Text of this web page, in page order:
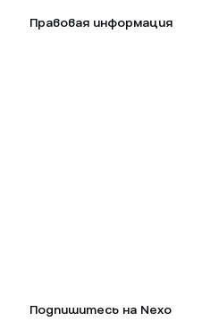
Правовая информация
Подпишитесь на Nexo